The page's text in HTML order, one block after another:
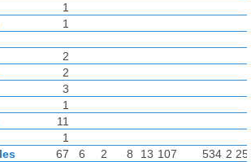
1
1
2
2
3
1
11
1
67 6 2 8 13 107 534 2